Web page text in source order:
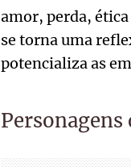
amor, perda,
se torna uma
potencializa as
Personagens